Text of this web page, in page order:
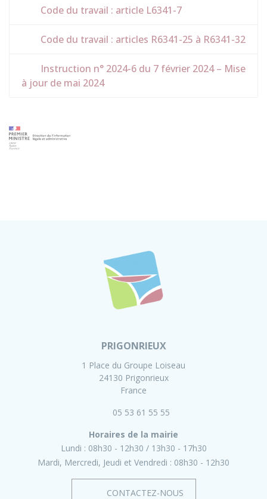
Code du travail : article L6341-7
Code du travail : articles R6341-25 à R6341-32
Instruction n° 2024-6 du 7 février 2024 – Mise
à jour de mai 2024
PRIGONRIEUX
1 Place du Groupe Loiseau
24130 Prigonrieux
France
05 53 61 55 55
Horaires de la mairie
Lundi : 08h30 - 12h30
13h30 - 17h30
Mardi, Mercredi, Jeudi et Vendredi : 08h30 - 12h30
CONTACTEZ-NOUS